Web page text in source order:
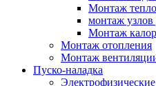
Монтаж
монтаж узлов
Монтаж
Монтаж отопления
Монтаж
Пуско-наладка